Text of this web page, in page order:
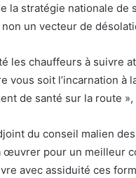
la stratégie nationale
un vecteur de
les chauffeurs à suivre
vous soit l’incarnation
de santé sur la route
du conseil malien
œuvrer pour un meilleur
avec assiduité ces